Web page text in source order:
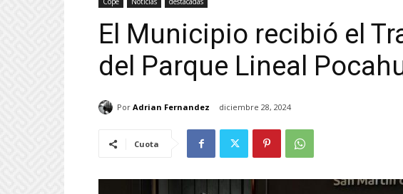
El Municipio recibió el
del Parque Lineal
Por Adrian Fernandez diciembre 28, 2024
Cuota